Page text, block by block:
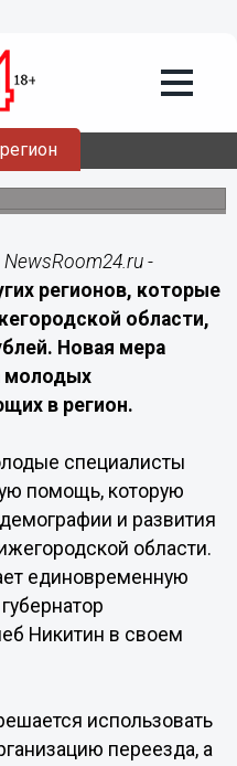
выплатит
до 225 тысяч
смогут получить
трудоустройства на
-
регионов, которые
области,
Новая мера
молодых
в регион.
специалисты
помощь, которую
и развития
области.
единовременную
Никитин в своем
использовать
переезда, а